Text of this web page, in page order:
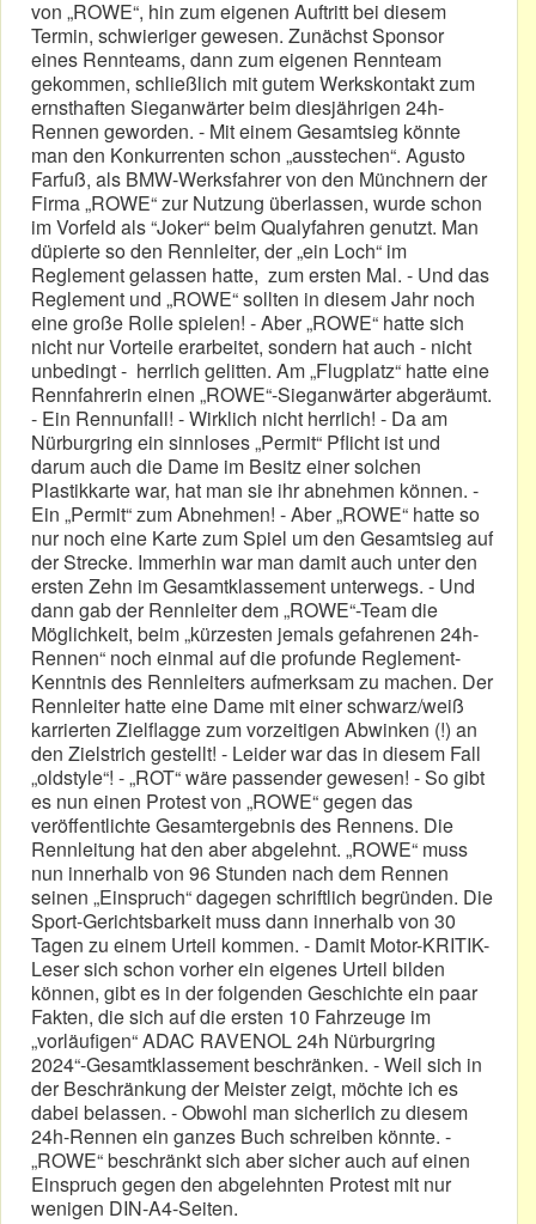
von „ROWE“, hin zum eigenen Auftritt bei diesem
Termin, schwieriger gewesen. Zunächst Sponsor
eines Rennteams, dann zum eigenen Rennteam
gekommen, schließlich mit gutem Werkskontakt zum
ernsthaften Sieganwärter beim diesjährigen 24h-
Rennen geworden. - Mit einem Gesamtsieg könnte
man den Konkurrenten schon „ausstechen“. Agusto
Farfuß, als BMW-Werksfahrer von den Münchnern der
Firma „ROWE“ zur Nutzung überlassen, wurde schon
im Vorfeld als “Joker“ beim Qualyfahren genutzt. Man
düpierte so den Rennleiter, der „ein Loch“ im
Reglement gelassen hatte, zum ersten Mal. - Und das
Reglement und „ROWE“ sollten in diesem Jahr noch
eine große Rolle spielen! - Aber „ROWE“ hatte sich
nicht nur Vorteile erarbeitet, sondern hat auch - nicht
unbedingt - herrlich gelitten. Am „Flugplatz“ hatte eine
Rennfahrerin einen „ROWE“-Sieganwärter abgeräumt.
- Ein Rennunfall! - Wirklich nicht herrlich! - Da am
Nürburgring ein sinnloses „Permit“ Pflicht ist und
darum auch die Dame im Besitz einer solchen
Plastikkarte war, hat man sie ihr abnehmen können. -
Ein „Permit“ zum Abnehmen! - Aber „ROWE“ hatte so
nur noch eine Karte zum Spiel um den Gesamtsieg auf
der Strecke. Immerhin war man damit auch unter den
ersten Zehn im Gesamtklassement unterwegs. - Und
dann gab der Rennleiter dem „ROWE“-Team die
Möglichkeit, beim „kürzesten jemals gefahrenen 24h-
Rennen“ noch einmal auf die profunde Reglement-
Kenntnis des Rennleiters aufmerksam zu machen. Der
Rennleiter hatte eine Dame mit einer schwarz/weiß
karrierten Zielflagge zum vorzeitigen Abwinken (!) an
den Zielstrich gestellt! - Leider war das in diesem Fall
„oldstyle“! - „ROT“ wäre passender gewesen! - So gibt
es nun einen Protest von „ROWE“ gegen das
veröffentlichte Gesamtergebnis des Rennens. Die
Rennleitung hat den aber abgelehnt. „ROWE“ muss
nun innerhalb von 96 Stunden nach dem Rennen
seinen „Einspruch“ dagegen schriftlich begründen. Die
Sport-Gerichtsbarkeit muss dann innerhalb von 30
Tagen zu einem Urteil kommen. - Damit Motor-KRITIK-
Leser sich schon vorher ein eigenes Urteil bilden
können, gibt es in der folgenden Geschichte ein paar
Fakten, die sich auf die ersten 10 Fahrzeuge im
„vorläufigen“ ADAC RAVENOL 24h Nürburgring
2024“-Gesamtklassement beschränken. - Weil sich in
der Beschränkung der Meister zeigt, möchte ich es
dabei belassen. - Obwohl man sicherlich zu diesem
24h-Rennen ein ganzes Buch schreiben könnte. -
„ROWE“ beschränkt sich aber sicher auch auf einen
Einspruch gegen den abgelehnten Protest mit nur
wenigen DIN-A4-Seiten.